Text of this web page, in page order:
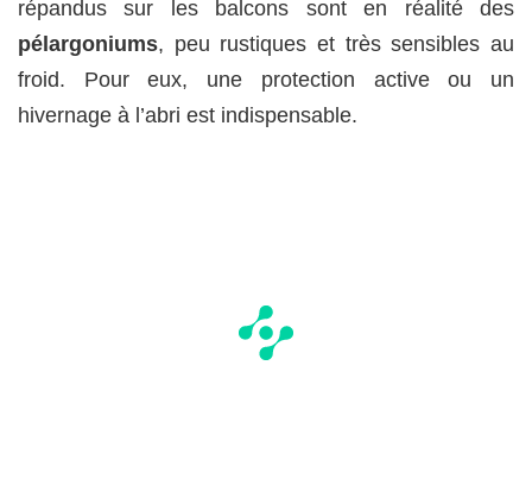
répandus sur les balcons sont en réalité des
pélargoniums, peu rustiques et très sensibles au
froid. Pour eux, une protection active ou un
hivernage à l’abri est indispensable.